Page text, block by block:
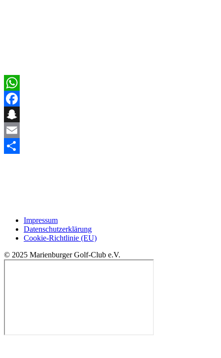
WhatsApp
Facebook
Snapchat
Email
Impressum
Datenschutzerklärung
Cookie-Richtlinie (EU)
© 2025 Marienburger Golf-Club e.V.